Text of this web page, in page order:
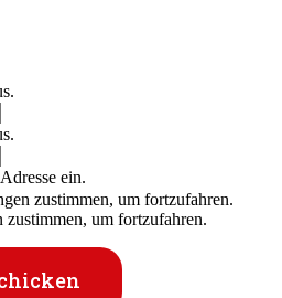
ein.
zustimmen, um fortzufahren.
zustimmen, um fortzufahren.